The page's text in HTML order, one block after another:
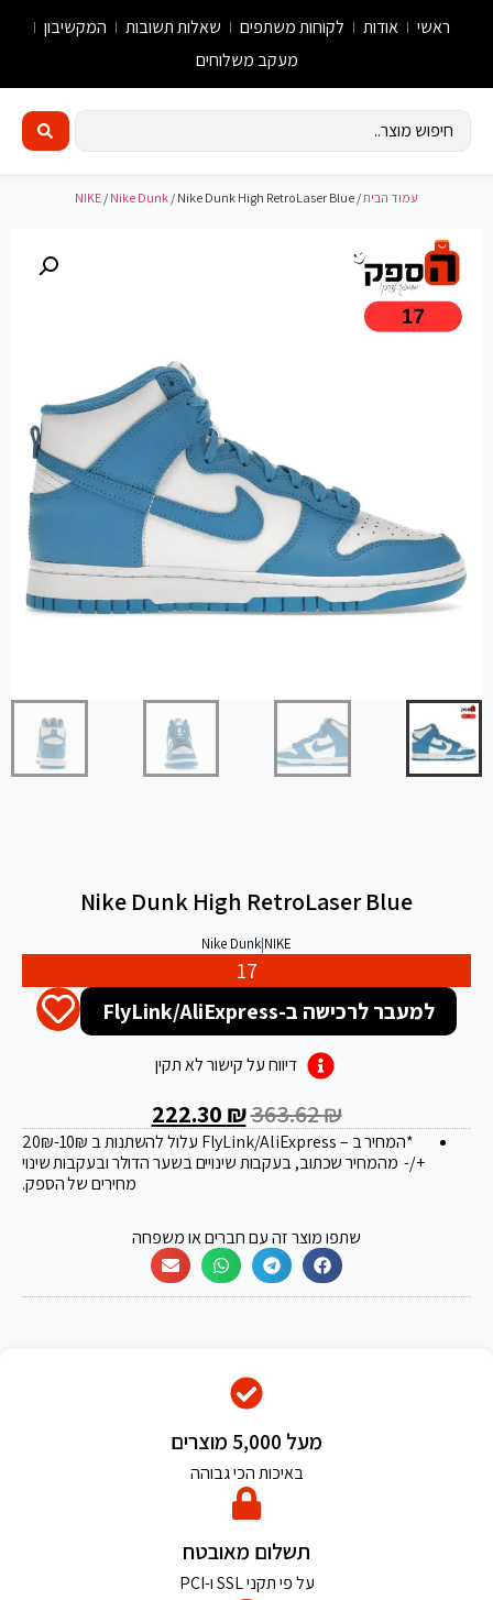
ראשי אודות לקוחות משתפים שאלות תשובות
המקשיבון
מעקב משלוחים
עמוד הבית/
NIKE / Nike Dunk / Nike Dunk High RetroLaser Blue
Nike Dunk High RetroLaser Blue
NIKE
|
Nike Dunk
17
למעבר לרכישה ב-FlyLink/AliExpress
דיווח על קישור לא תקין
363.62₪
222.30 ₪
*המחיר ב – FlyLink/AliExpress עלול להשתנות ב 20 ₪-10₪
+/- מהמחיר שכתוב, בעקבות שינויים בשער הדולר ובעקבות שינוי
מחירים של הספק.
שתפו מוצר זה עם חברים או משפחה
מעל 5,000 מוצרים
באיכות הכי גבוהה
תשלום מאובטח
על פי תקני SSL ו-PCI